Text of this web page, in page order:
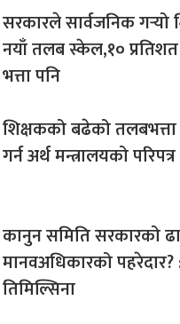
सरकारले सार्वजनिक गर्‍यो
नयाँ तलब स्केल,१० प्रतिशत
भत्ता पनि
शिक्षकको बढेको तलबभत्ता
गर्न अर्थ मन्त्रालयको परिपत्र
कानुन समिति सरकारको
मानवअधिकारको
तिमिल्सिना